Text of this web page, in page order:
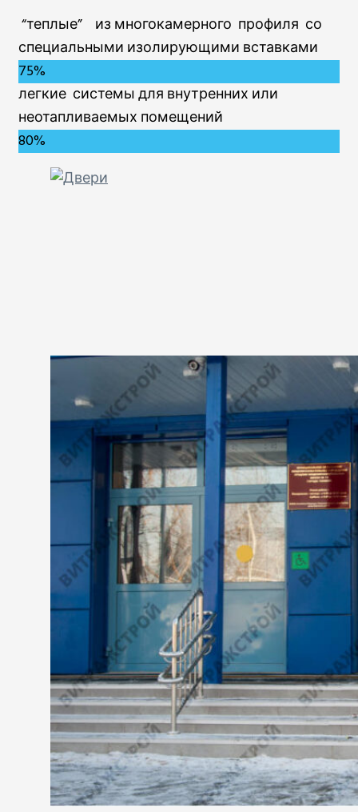
“теплые” из многокамерного профиля со
специальными изолирующими вставками
75%
легкие системы для внутренних или
неотапливаемых помещений
80%